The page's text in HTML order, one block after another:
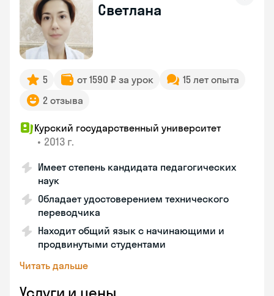
Светлана
5 от 1590 ₽ за урок
15 лет опыта
2 отзыва
Курский государственный университет
• 2013 г.
Имеет степень кандидата педагогических
наук
Обладает удостоверением технического
переводчика
Находит общий язык с начинающими и
продвинутыми студентами
Читать дальше
Услуги и цены